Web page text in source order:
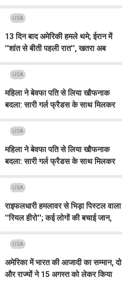
USA
13 दिन बाद अमेरिकी हमले थमे; ईरान में
''शांत से बीती पहली रात'', खतरा अब
USA
महिला ने बेवफा पति से लिया खौफनाक
बदला: सारी गर्ल फ्रैडस के साथ मिलकर
(Video)
USA
महिला ने बेवफा पति से लिया खौफनाक
बदला: सारी गर्ल फ्रैडस के साथ मिलकर
(Video)
USA
राइफलधारी हमलावर से भिड़ा पिस्टल वाला
''रियल हीरो''; कई लोगों की बचाई जान,
तहलका
USA
अमेरिका में भारत की आजादी का सम्मान, दो
और राज्यों ने 15 अगस्त को लेकर किया